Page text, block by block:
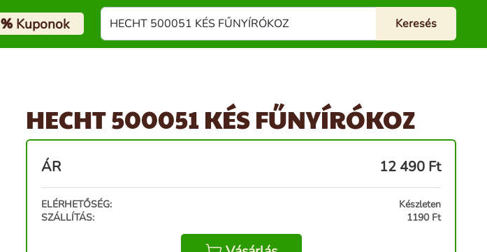
%Kuponok
HECHT 500051 KÉS FŰNYÍRÓKOZ
ÁR 12 490 Ft
ELÉRHETŐSÉG:
Készleten
SZÁLLÍTÁS:
1190 Ft